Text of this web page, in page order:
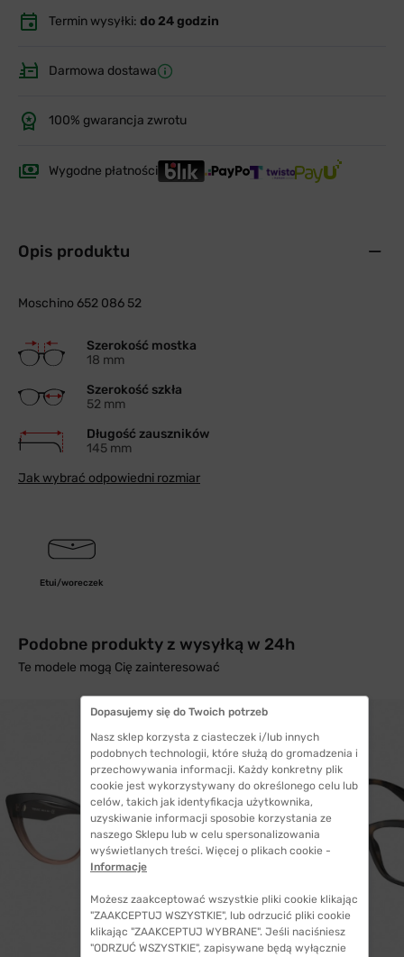
Termin wysyłki: do 24 godzin
Darmowa dostawa
100% gwarancja zwrotu
Wygodne płatności
Opis produktu
Moschino 652 086 52
Szerokość mostka
18 mm
Szerokość szkła
52 mm
Długość zauszników
145 mm
Jak wybrać odpowiedni rozmiar
Etui/woreczek
Podobne produkty z wysyłką w 24h
Te modele mogą Cię zainteresować
Dopasujemy się do Twoich potrzeb
Nasz sklep korzysta z ciasteczek i/lub innych
podobnych technologii, które służą do gromadzenia i
przechowywania informacji. Każdy konkretny plik
cookie jest wykorzystywany do określonego celu lub
celów, takich jak identyfikacja użytkownika,
uzyskiwanie informacji sposobie korzystania ze
naszego Sklepu lub w celu spersonalizowania
wyświetlanych treści. Więcej o plikach cookie -
Informacje
Możesz zaakceptować wszystkie pliki cookie klikając
"ZAAKCEPTUJ WSZYSTKIE", lub odrzucić pliki cookie
klikając "ZAAKCEPTUJ WYBRANE". Jeśli naciśniesz
"ODRZUĆ WSZYSTKIE", zapisywane będą wyłącznie